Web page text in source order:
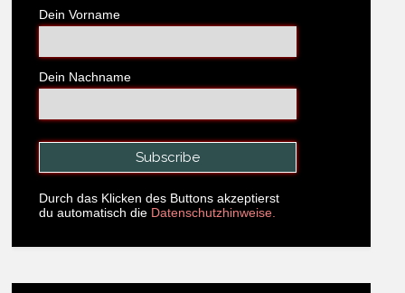
Dein Vorname
Dein Nachname
Durch das Klicken des Buttons akzeptierst
du automatisch die Datenschutzhinweise.